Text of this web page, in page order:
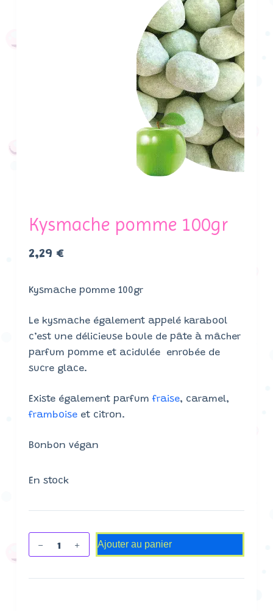
Kysmache pomme 100gr
2,29 €
Kysmache pomme 100gr
Le kysmache également appelé karabool
c’est une délicieuse boule de pâte à mâcher
parfum pomme et acidulée enrobée de
sucre glace.
Existe également parfumfraise, caramel,
framboiseet citron.
Bonbon végan
En stock
Ajouter au panier